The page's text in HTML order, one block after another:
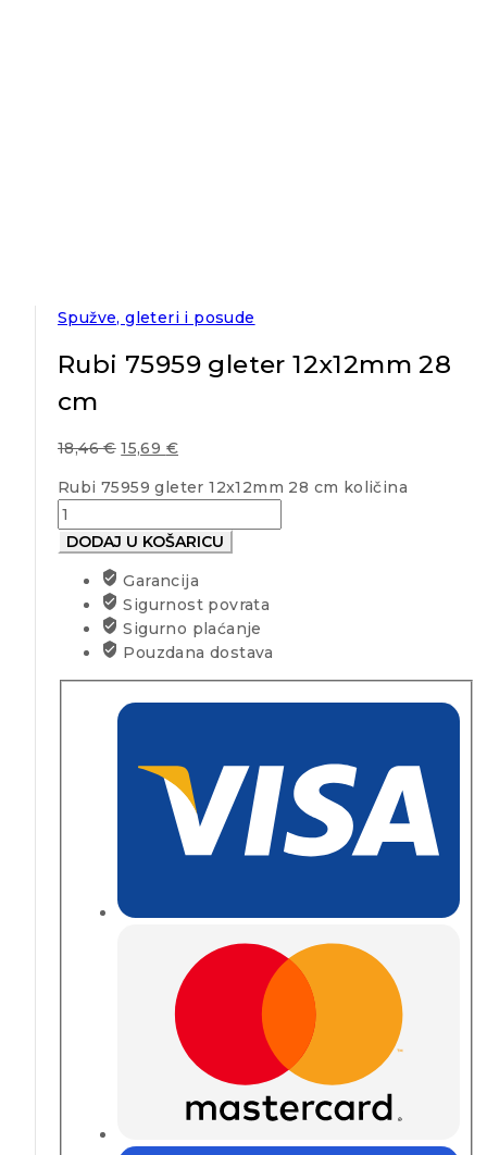
Spužve, gleteri i posude
Rubi 75959 gleter 12x12mm 28
cm
18,46€ 15,69 €
Rubi 75959 gleter 12x12mm 28 cm količina
DODAJ U KOŠARICU
Garancija
Sigurnost povrata
Sigurno plaćanje
Pouzdana dostava